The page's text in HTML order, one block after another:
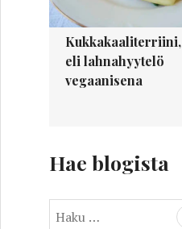
Kukkakaaliterriini,
eli lahnahyytelö
vegaanisena
Hae blogista